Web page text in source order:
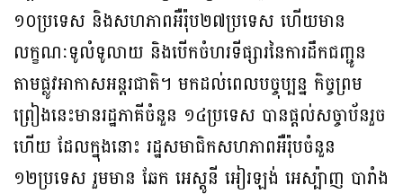
១០ប្រទេស និងសហភាពអឺរ៉ុប២៧ប្រទេស ហើយមាន
លក្ខណៈទូលំទូលាយ និងបើកចំហរទីផ្សារនៃការដឹកជញ្ជូន
តាមផ្លូវអាកាសអន្តរជាតិ។ មកដល់ពេលបច្ចុប្បន្ន កិច្ចព្រម
ព្រៀងនេះមានរដ្ឋភាគីចំនួន ១៤ប្រទេស បានផ្តល់សច្ចាប័នរួច
ហើយ ដែលក្នុងនោះ រដ្ឋសមាជិកសហភាពអឺរ៉ុបចំនួន
១២ប្រទេស រួមមាន ឆែក អេស្តូនី អៀរឡង់ អេស្ប៉ាញ បារាំង